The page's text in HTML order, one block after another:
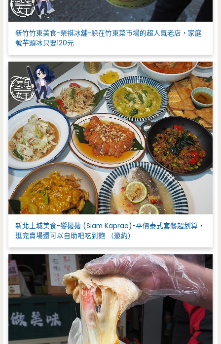
新竹竹東美食-榮祺冰舖-躲在竹東菜市場的超人氣老店，家庭
號芋頭冰只要120元
新北土城美食-饗拋拋 (Siam Kaprao)-平價泰式套餐超划算，
逛完賣場還可以自助吧吃到飽 （邀約）